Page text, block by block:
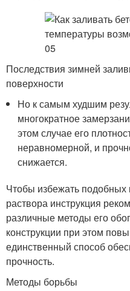
Последствия зимней
поверхности
Но к самым худшим
многократное
этом случае его
неравномерной, и
снижается.
Чтобы избежать подобных
раствора инструкция
различные методы его
конструкции при этом
единственный способ
прочность.
Методы борьбы